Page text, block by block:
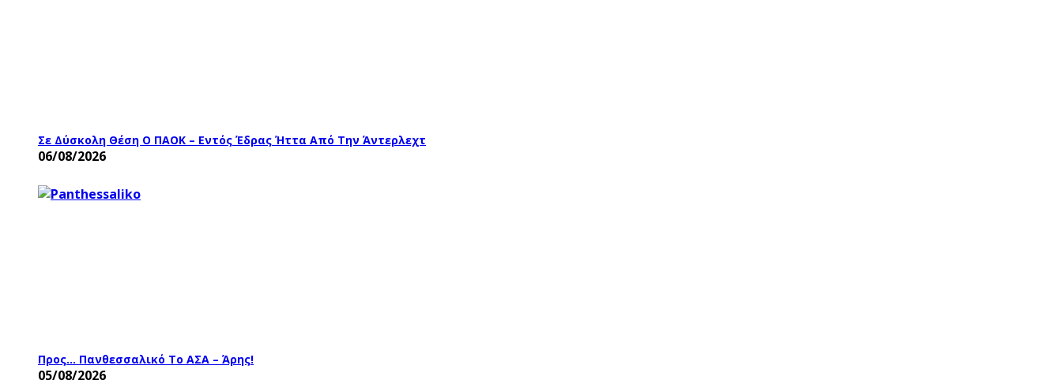
Σε Δύσκολη Θέση Ο ΠΑΟΚ – Εντός Έδρας Ήττα Από Την Άντερλεχτ
06/08/2026
Προς… Πανθεσσαλικό Το ΑΣΑ – Άρης!
05/08/2026